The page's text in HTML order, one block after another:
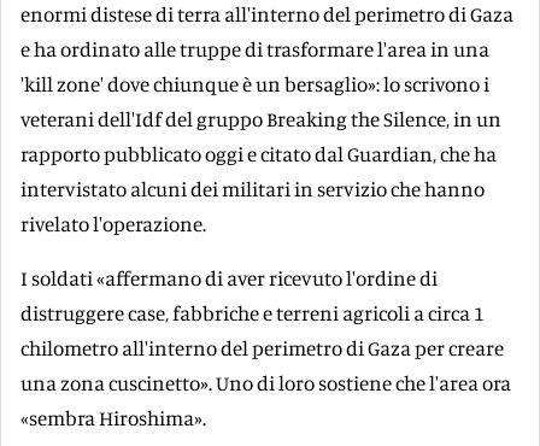
enormi distese di terra all'interno del perimetro di Gaza
e ha ordinato alle truppe di trasformare l'area in una
'kill zone' dove chiunque è un bersaglio»: lo scrivono i
veterani dell'Idf del gruppo Breaking the Silence, in un
rapporto pubblicato oggi e citato dal Guardian, che ha
intervistato alcuni dei militari in servizio che hanno
rivelato l'operazione.
I soldati «affermano di aver ricevuto l'ordine di
distruggere case, fabbriche e terreni agricoli a circa 1
chilometro all'interno del perimetro di Gaza per creare
una zona cuscinetto». Uno di loro sostiene che l'area ora
«sembra Hiroshima».